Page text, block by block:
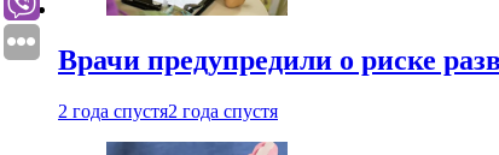
Врачи предупредили о риске
2 года спустя2 года спустя